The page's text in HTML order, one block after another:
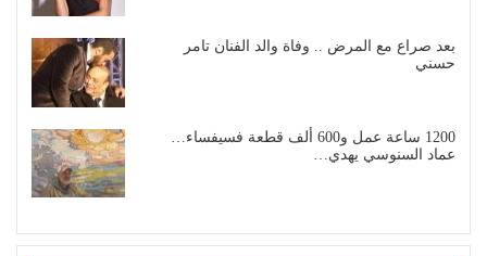
بعد صراع مع المرض .. وفاة والد الفنان تامر
حسني
1200 ساعة عمل و600 ألف قطعة فسيفساء…
عماد السنوسي يهدي…